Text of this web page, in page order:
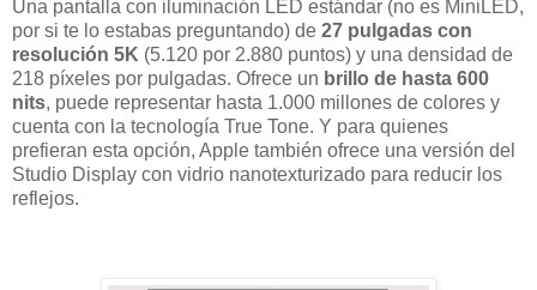
Una pantalla con iluminación LED estándar (no es MiniLED,
por si te lo estabas preguntando) de 27 pulgadas con
resolución 5K (5.120 por 2.880 puntos) y una densidad de
218 píxeles por pulgadas. Ofrece un brillo de hasta 600
nits, puede representar hasta 1.000 millones de colores y
cuenta con la tecnología True Tone. Y para quienes
prefieran esta opción, Apple también ofrece una versión del
Studio Display con vidrio nanotexturizado para reducir los
reflejos.